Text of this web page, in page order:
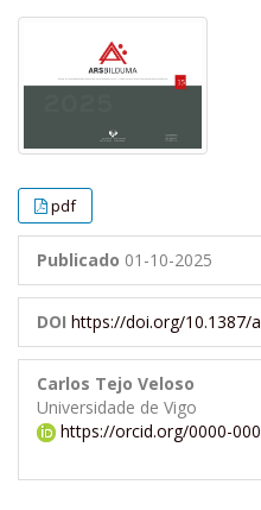
pdf
Publicado 01-10-2025
DOI https://doi.org/10.1387/
Carlos Tejo Veloso
Universidade de Vigo
https://orcid.org/0000-